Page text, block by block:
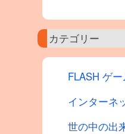
カテゴリー
FLASH ゲ
インターネ
世の中の出